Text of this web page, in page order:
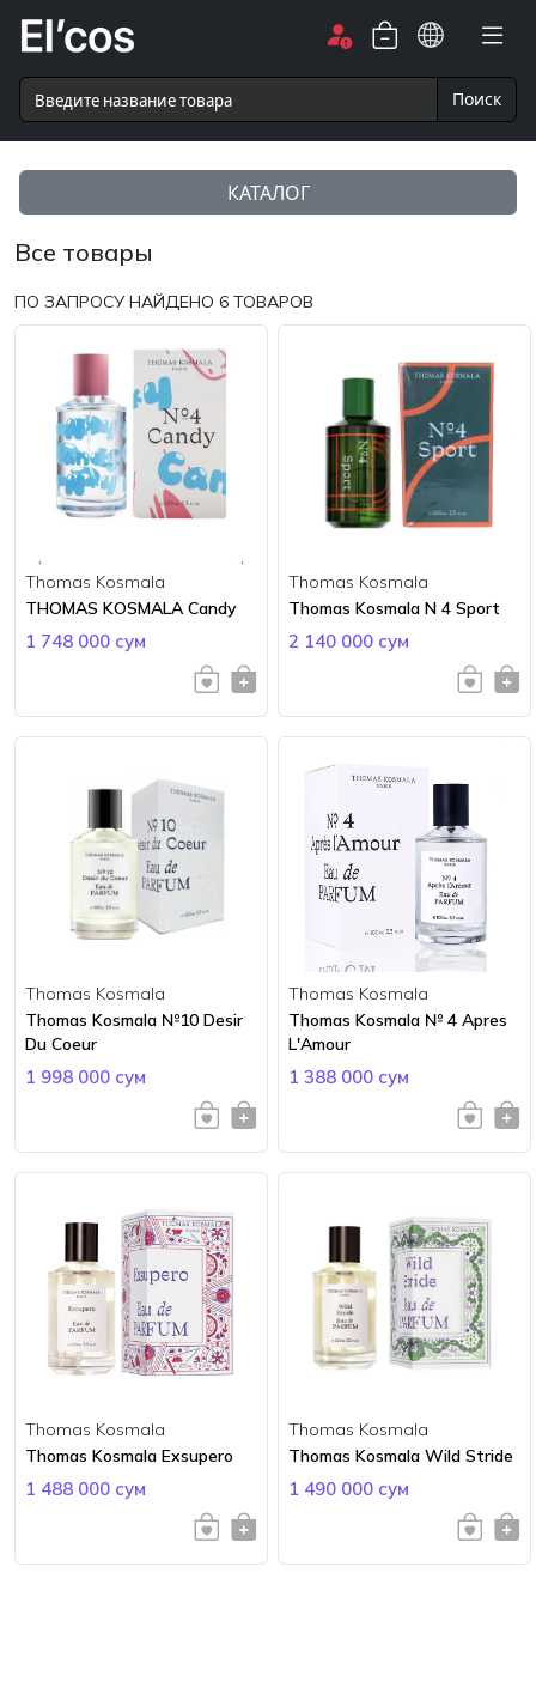
Поиск
КАТАЛОГ
Все товары
ПО ЗАПРОСУ НАЙДЕНО 6 ТОВАРОВ
Thomas Kosmala
THOMAS KOSMALA Candy
1 748 000 сум
Thomas Kosmala
Thomas Kosmala N 4 Sport
2 140 000 сум
Thomas Kosmala
Thomas Kosmala №10 Desir
Du Coeur
1 998 000 сум
Thomas Kosmala
Thomas Kosmala № 4 Apres
L'Amour
1 388 000 сум
Thomas Kosmala
Thomas Kosmala Exsupero
1 488 000 сум
Thomas Kosmala
Thomas Kosmala Wild Stride
1 490 000 сум